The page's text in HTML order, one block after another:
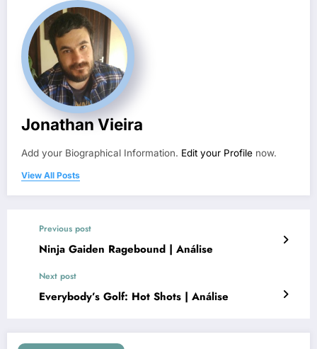
Jonathan Vieira
Add your Biographical Information. Edit your Profile now.
View All Posts
Previous post
Ninja Gaiden Ragebound | Análise
Next post
Everybody’s Golf: Hot Shots | Análise